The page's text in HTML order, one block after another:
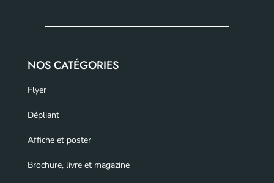
NOS CATÉGORIES
Flyer
Dépliant
Affiche et poster
Brochure, livre et magazine